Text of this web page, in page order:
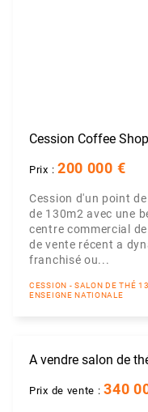
Cession Coffee
Prix : 200 000 €
Cession d'un point
de 130m2 avec une
centre commercial
de vente récent a
franchisé ou...
CESSION - SALON DE THÉ
ENSEIGNE NATIONALE
A vendre salon de
Prix de vente :340